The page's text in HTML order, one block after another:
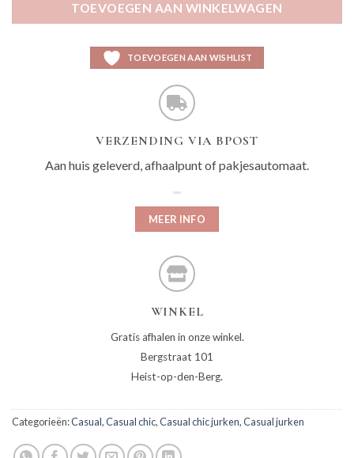
TOEVOEGEN AAN WINKELWAGEN
TOEVOEGEN AAN WISHLIST
VERZENDING VIA BPOST
Aan huis geleverd, afhaalpunt of pakjesautomaat.
MEER INFO
WINKEL
Gratis afhalen in onze winkel.
Bergstraat 101
Heist-op-den-Berg.
Categorieën:Casual,Casual chic,Casual chic jurken,Casual jurken